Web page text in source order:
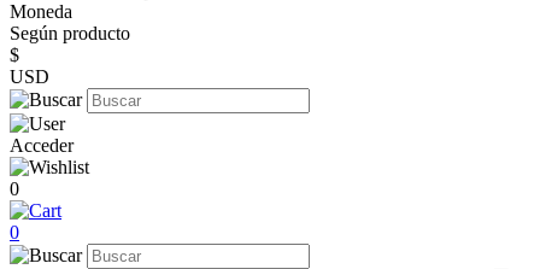
Moneda
Según producto
$
USD
Acceder
0
0